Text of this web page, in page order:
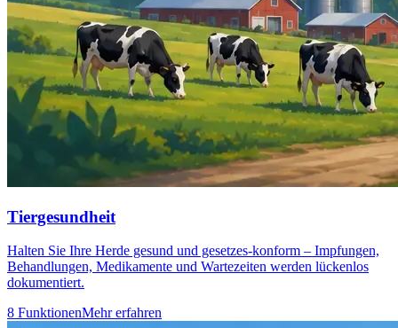
Tiergesundheit
Halten Sie Ihre Herde gesund und gesetzes-konform – Impfungen,
Behandlungen, Medikamente und Wartezeiten werden lückenlos
dokumentiert.
8 FunktionenMehr erfahren